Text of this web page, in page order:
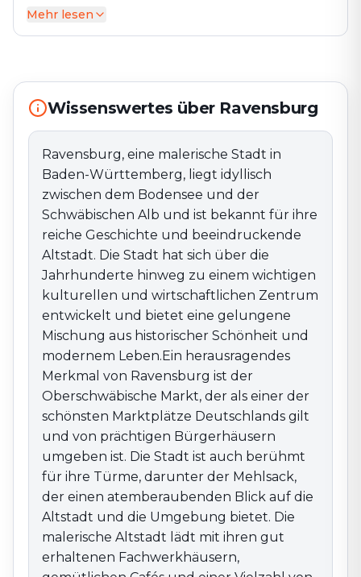
Erlebe Ravensburg als Outdoor Escape Game: Rätsel
lösen, Sehenswürdigkeiten entdecken – ohne Termin,
Mehr lesen
Wissenswertes über Ravensburg
Ravensburg, eine malerische Stadt in
Baden-Württemberg, liegt idyllisch
zwischen dem Bodensee und der
Schwäbischen Alb und ist bekannt für ihre
reiche Geschichte und beeindruckende
Altstadt. Die Stadt hat sich über die
Jahrhunderte hinweg zu einem wichtigen
kulturellen und wirtschaftlichen Zentrum
entwickelt und bietet eine gelungene
Mischung aus historischer Schönheit und
modernem Leben.Ein herausragendes
Merkmal von Ravensburg ist der
Oberschwäbische Markt, der als einer der
schönsten Marktplätze Deutschlands gilt
und von prächtigen Bürgerhäusern
umgeben ist. Die Stadt ist auch berühmt
für ihre Türme, darunter der Mehlsack,
der einen atemberaubenden Blick auf die
Altstadt und die Umgebung bietet. Die
malerische Altstadt lädt mit ihren gut
erhaltenen Fachwerkhäusern,